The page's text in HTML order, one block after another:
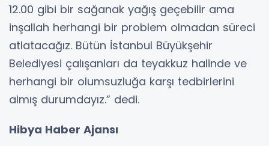
12.00 gibi bir sağanak yağış geçebilir ama
inşallah herhangi bir problem olmadan süreci
atlatacağız. Bütün İstanbul Büyükşehir
Belediyesi çalışanları da teyakkuz halinde ve
herhangi bir olumsuzluğa karşı tedbirlerini
almış durumdayız.” dedi.
Hibya Haber Ajansı